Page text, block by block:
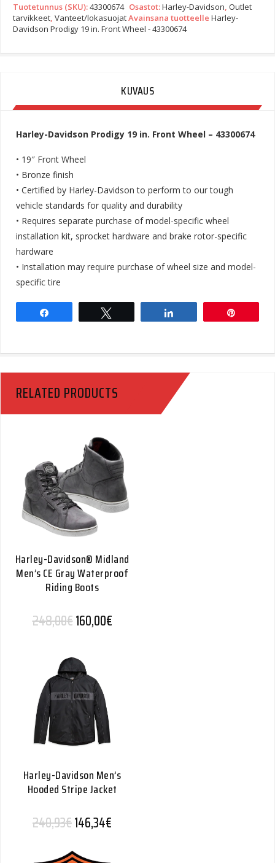
Tuotetunnus (SKU):43300674 Osastot:Harley-Davidson Outlet
tarvikkeet Vanteet/lokasuojatAvainsana tuotteelle Harley-
Davidson Prodigy 19 in. Front Wheel - 43300674
KUVAUS
Harley-Davidson Prodigy 19 in. Front Wheel – 43300674
• 19″ Front Wheel
• Bronze finish
• Certified by Harley-Davidson to perform to our tough
vehicle standards for quality and durability
• Requires separate purchase of model-specific wheel
installation kit, sprocket hardware and brake rotor-specific
hardware
• Installation may require purchase of wheel size and model-
specific tire
RELATED PRODUCTS
Harley-Davidson® Midland
Men’s CE Gray Waterproof
Riding Boots
248,00€Alkuperäinen hinta oli: 248,00€.
160,00€Nykyinen hinta on: 160,00€.
Harley-Davidson Men’s
Hooded Stripe Jacket
240,93€Alkuperäinen hinta oli: 240,93€.
146,34€